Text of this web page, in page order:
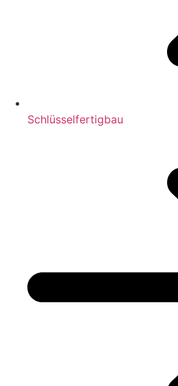
Schlüsselfertigbau